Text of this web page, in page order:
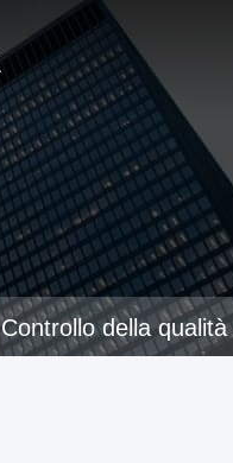
Controllo della qualità